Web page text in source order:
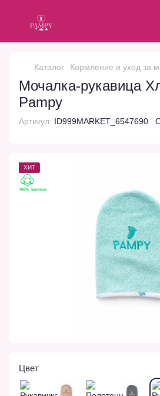
Каталог Кормление и уход за
Мочалка-рукавица
Pampy
Артикул: ID999MARKET_6547690
ХИТ
Цвет